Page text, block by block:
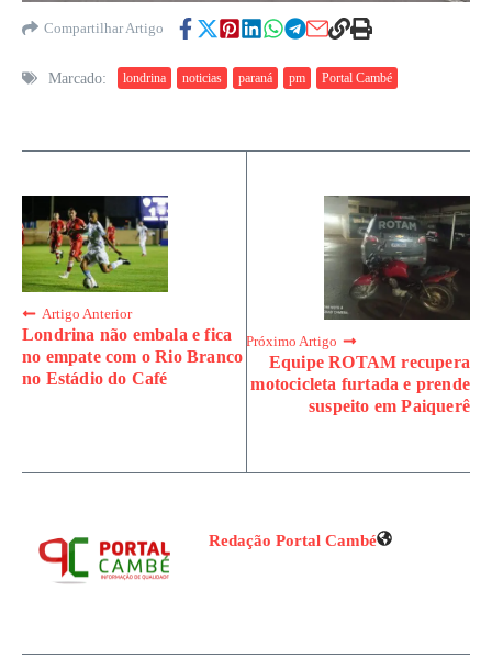
Compartilhar Artigo
Marcado: londrina noticias paraná pm Portal Cambé
Artigo Anterior
Londrina não embala e fica
no empate com o Rio Branco
no Estádio do Café
Próximo Artigo
Equipe ROTAM recupera
motocicleta furtada e prende
suspeito em Paiquerê
Redação Portal Cambé